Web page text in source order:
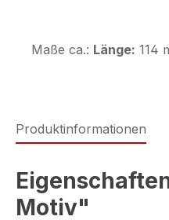
Maße ca.: Länge: 114
Produktinformationen
Motiv"